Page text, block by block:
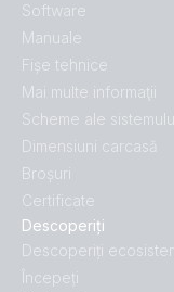
Descoperiți
Descoperiți
Începeți
Software
Manuale
Fișe tehnice
Mai multe informaţii
Scheme ale
Dimensiuni carcasă
Broșuri
Certificate